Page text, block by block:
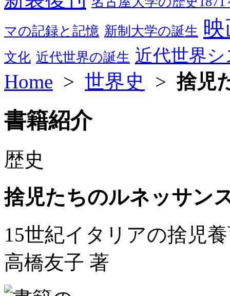
マの記録と記憶 新制大学の誕生
文化 近代世界の誕生 近代世界
Home > 世界史 >捨児
書籍紹介
歴史
捨児たちのルネッサン
15世紀イタリアの捨児
高橋友子 著